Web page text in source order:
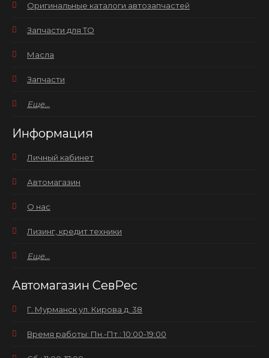
Оригинальные каталоги автозапчастей
Запчасти для ТО
Масла
Запчасти
Еще...
Информация
Личный кабинет
Автомагазин
О нас
Лизинг, кредит техники
Еще...
Автомагазин СевРес
Г. Мурманск ул. Кирова д. 38
Время работы: Пн.-Пт.: 10:00-19:00